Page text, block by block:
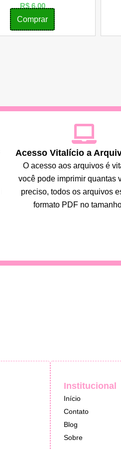
R$6,00
Comprar
Acesso Vitalício a
O acesso aos arquivos é
você pode imprimir quantas
preciso, todos os arquivos
formato PDF no
Institucional
Início
Contato
Blog
Sobre